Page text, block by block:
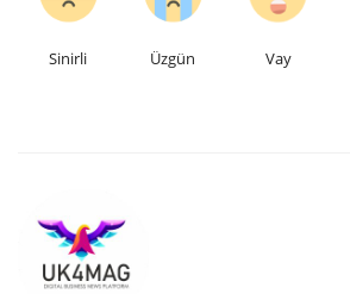
Hakkımızda
Dilim
English Turkish
Sinirli Üzgün Vay